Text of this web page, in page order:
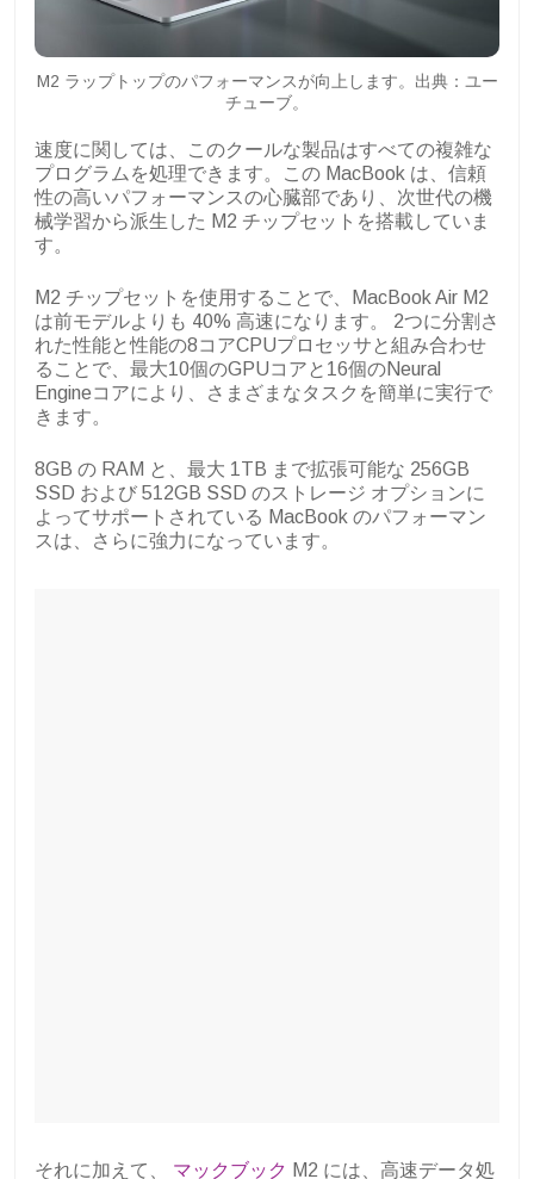
M2 ラップトップのパフォーマンスが向上します。出典：ユー
チューブ。
速度に関しては、このクールな製品はすべての複雑な
プログラムを処理できます。この MacBook は、信頼
性の高いパフォーマンスの心臓部であり、次世代の機
械学習から派生した M2 チップセットを搭載していま
す。
M2 チップセットを使用することで、MacBook Air M2
は前モデルよりも 40% 高速になります。 2つに分割さ
れた性能と性能の8コアCPUプロセッサと組み合わせ
ることで、最大10個のGPUコアと16個のNeural
Engineコアにより、さまざまなタスクを簡単に実行で
きます。
8GB の RAM と、最大 1TB まで拡張可能な 256GB
SSD および 512GB SSD のストレージ オプションに
よってサポートされている MacBook のパフォーマン
スは、さらに強力になっています。
それに加えて、 マックブック M2 には、高速データ処